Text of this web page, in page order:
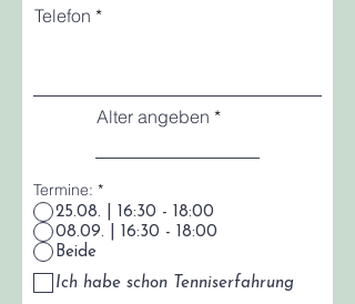
Telefon
Alter angeben
Termine: *
25.08. | 16:30 - 18:00
08.09. | 16:30 - 18:00
Beide
Ich habe schon Tenniserfahrung